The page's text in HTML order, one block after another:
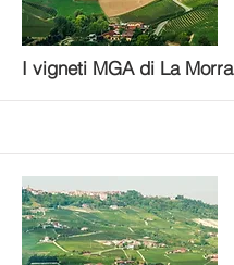
More
I vigneti MGA di La Morra